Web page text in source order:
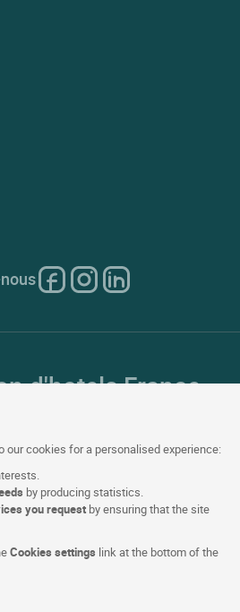
our cookies for a personalised experience:
by producing statistics.
you request by ensuring that the site
Cookies settings link at the bottom of the
d'hotels France